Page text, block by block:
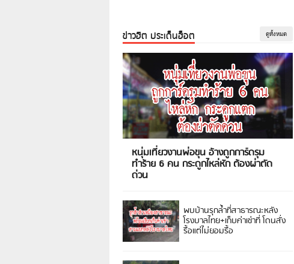
ข่าวฮิต ประเด็นฮ็อต ดูทั้งหมด
หนุ่มเที่ยวงานพ่อขุน อ้างถูกการ์ดรุม
ทำร้าย 6 คน กระดูกไหล่หัก ต้องผ่าตัด
ด่วน
พบบ้านรุกล้ำที่สาธารณะหลัง
โรงบาลไทย+เก็บค่าเช่าที่ โดนสั่ง
รื้อแต่ไม่ยอมรื้อ